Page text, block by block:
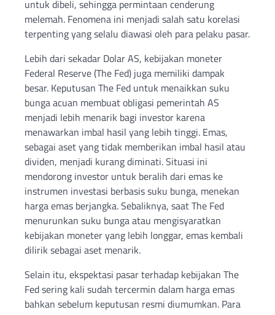
untuk dibeli, sehingga permintaan cenderung
melemah. Fenomena ini menjadi salah satu korelasi
terpenting yang selalu diawasi oleh para pelaku pasar.
Lebih dari sekadar Dolar AS, kebijakan moneter
Federal Reserve (The Fed) juga memiliki dampak
besar. Keputusan The Fed untuk menaikkan suku
bunga acuan membuat obligasi pemerintah AS
menjadi lebih menarik bagi investor karena
menawarkan imbal hasil yang lebih tinggi. Emas,
sebagai aset yang tidak memberikan imbal hasil atau
dividen, menjadi kurang diminati. Situasi ini
mendorong investor untuk beralih dari emas ke
instrumen investasi berbasis suku bunga, menekan
harga emas berjangka. Sebaliknya, saat The Fed
menurunkan suku bunga atau mengisyaratkan
kebijakan moneter yang lebih longgar, emas kembali
dilirik sebagai aset menarik.
Selain itu, ekspektasi pasar terhadap kebijakan The
Fed sering kali sudah tercermin dalam harga emas
bahkan sebelum keputusan resmi diumumkan. Para